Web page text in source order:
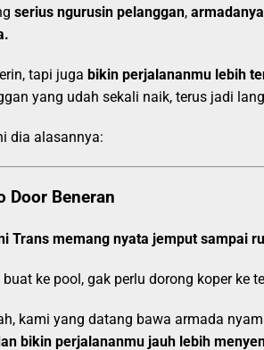
serius ngurusin pelanggan,
tapi juga bikin perjalananmu lebih
yang udah sekali naik, terus jadi
dia alasannya:
Door Beneran
Trans memang nyata jemput sampai
ke pool, gak perlu dorong koper ke
kami yang datang bawa armada
bikin perjalananmu jauh lebih